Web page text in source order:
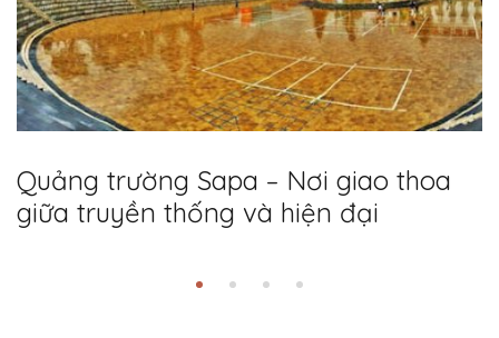
Quảng trường Sapa – Nơi giao thoa
giữa truyền thống và hiện đại